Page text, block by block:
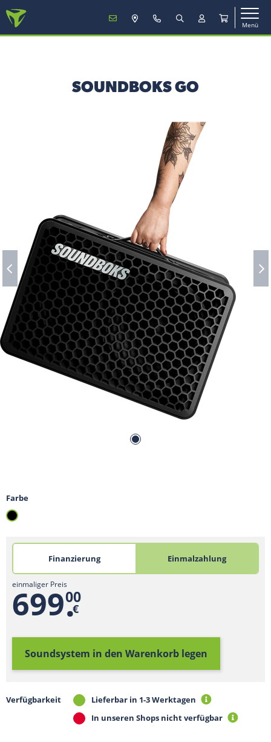
Menü
Mobilfunk
Mein Konto
Vertrag verlängern
Suche
SOUNDBOKS GO
Farbe
Finanzierung Einmalzahlung
einmaliger Preis
699.
00
€
Soundsystem in den Warenkorb legen
Verfügbarkeit
Lieferbar in 1-3 Werktagen
In unseren Shops nicht verfügbar